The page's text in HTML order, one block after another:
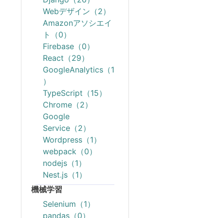
Webデザイン（2）
Amazonアソシエイ
ト（0）
Firebase（0）
React（29）
GoogleAnalytics（1
）
TypeScript（15）
Chrome（2）
Google
Service（2）
Wordpress（1）
webpack（0）
nodejs（1）
Nest.js（1）
機械学習
Selenium（1）
pandas（0）